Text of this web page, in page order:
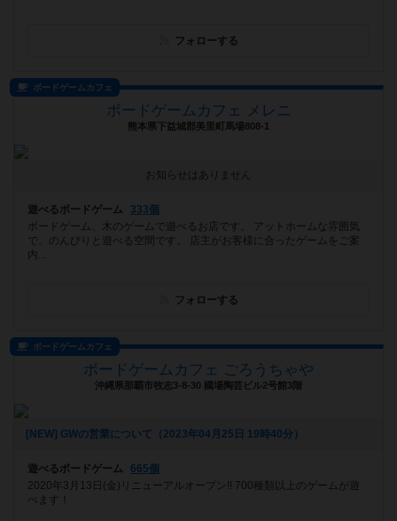
フォローする
ボードゲームカフェ
ボードゲームカフェ メレニ
熊本県下益城郡美里町馬場808-1
お知らせはありません
遊べるボードゲーム
333個
ボードゲーム、木のゲームで遊べるお店です。 アットホームな雰囲気
で、のんびりと遊べる空間です。 店主がお客様に合ったゲームをご案
内...
フォローする
ボードゲームカフェ
ボードゲームカフェ ごろうちゃや
沖縄県那覇市牧志3-8-30 國場陶芸ビル2号館3階
[NEW] GWの営業について（2023年04月25日 19時40分）
遊べるボードゲーム
665個
2020年3月13日(金)リニューアルオープン!! 700種類以上のゲームが遊
べます！